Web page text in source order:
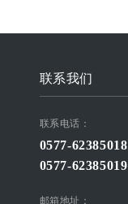
联系我们
联系电话：
0577-62385018
0577-62385019
邮箱地址：